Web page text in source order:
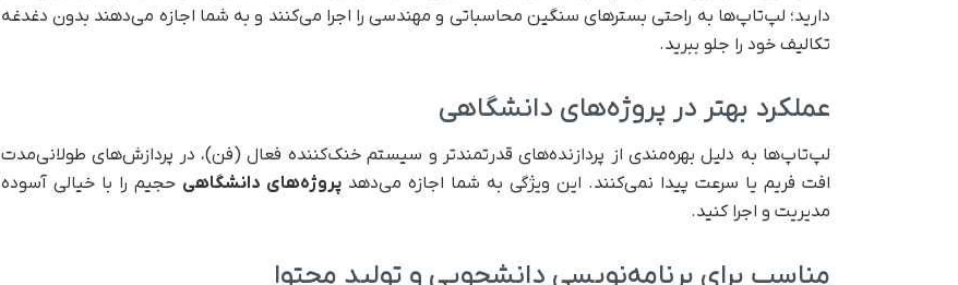
دارید؛ لپ‌تاپ‌ها به راحتی بسترهای سنگین محاسباتی و مهندسی را اجرا می‌کنند و به شما اجازه می‌دهند بدون دغدغه
تکالیف خود را جلو ببرید.
عملکرد بهتر در پروژه‌های دانشگاهی
لپ‌تاپ‌ها به دلیل بهره‌مندی از پردازنده‌های قدرتمندتر و سیستم خنک‌کننده فعال (فن)، در پردازش‌های طولانی‌مدت
افت فریم یا سرعت پیدا نمی‌کنند. این ویژگی به شما اجازه می‌دهد پروژه‌های دانشگاهی حجیم را با خیالی آسوده
مدیریت و اجرا کنید.
مناسب برای برنامه‌نویسی دانشجویی و تولید محتوا